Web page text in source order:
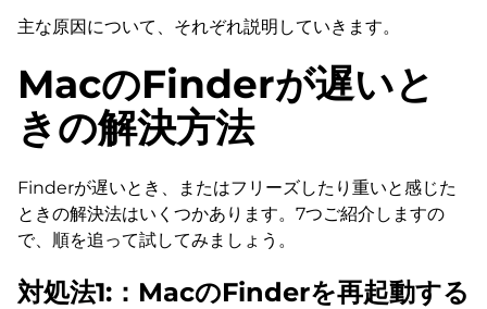
主な原因について、それぞれ説明していきます。
MacのFinderが遅いと
きの解決方法
Finderが遅いとき、またはフリーズしたり重いと感じた
ときの解決法はいくつかあります。7つご紹介しますの
で、順を追って試してみましょう。
対処法1:：MacのFinderを再起動する